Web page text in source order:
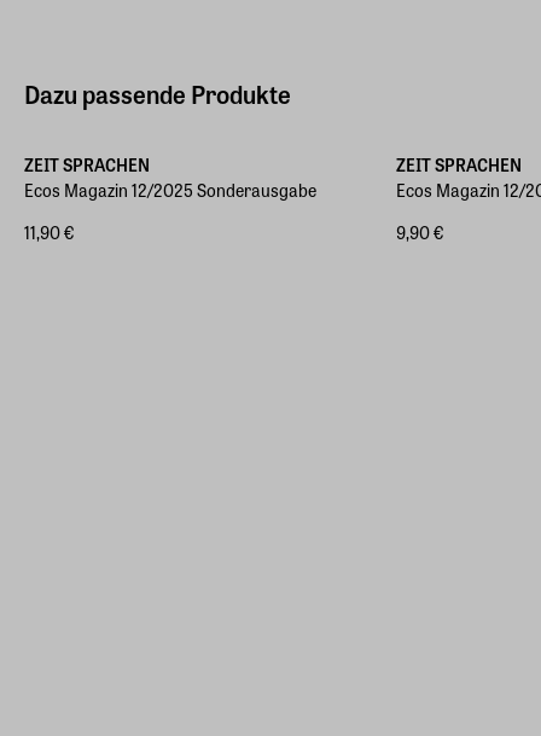
Dazu passende Produkte
ZEIT SPRACHEN
Ecos Magazin 12/2025 Sonderausgabe
11,90 €
ZEIT SPRACHEN
Ecos Magazin 12/
9,90 €